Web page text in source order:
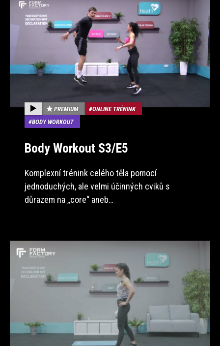
PREMIUM
ONLINE TRÉNINK
BODY WORKOUT
Body Workout S3/E5
Komplexní trénink celého těla pomocí
jednoduchých, ale velmi účinných cviků s
důrazem na „core“ aneb…